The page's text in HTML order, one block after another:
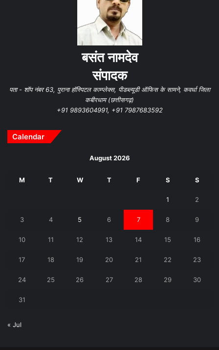
बसंत नामदेव
संपादक
पता - शॉप नंबर 63, पुराना हॉस्पिटल काम्प्लेक्स, पीडब्ल्यूडी ऑफिस के सामने, कवर्धा जिला
कबीरधाम (छत्तीसगढ़)
+91 9893604991, +91 7987683592
Calendar
August 2026
M T W T F S S
1 2
3 4 5 6 7 8 9
10 11 12 13 14 15 16
17 18 19 20 21 22 23
24 25 26 27 28 29 30
31
« Jul